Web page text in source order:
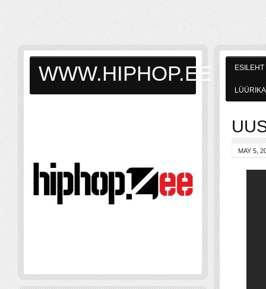
ESILEHT
LÜÜRIKA
MAY 5,
WWW.HIPHOP.EE